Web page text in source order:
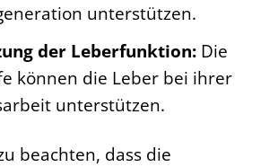
unterstützen.
der Leberfunktion:Die
können die Leber bei ihrer
unterstützen.
beachten, dass die